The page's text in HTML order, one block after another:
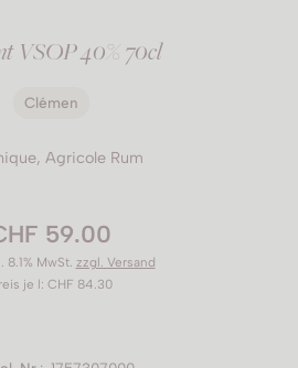
VSOP 40% 70cl
Clémen
Agricole Rum
59.00
8.1% MwSt. zzgl. Versand
je l: CHF 84.30